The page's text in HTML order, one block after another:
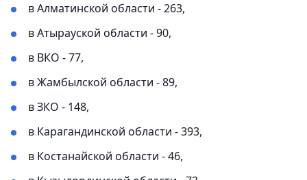
в Алматинской области - 263,
в Атырауской области - 90,
в ВКО - 77,
в Жамбылской области - 89,
в ЗКО - 148,
в Карагандинской области - 393,
в Костанайской области - 46,